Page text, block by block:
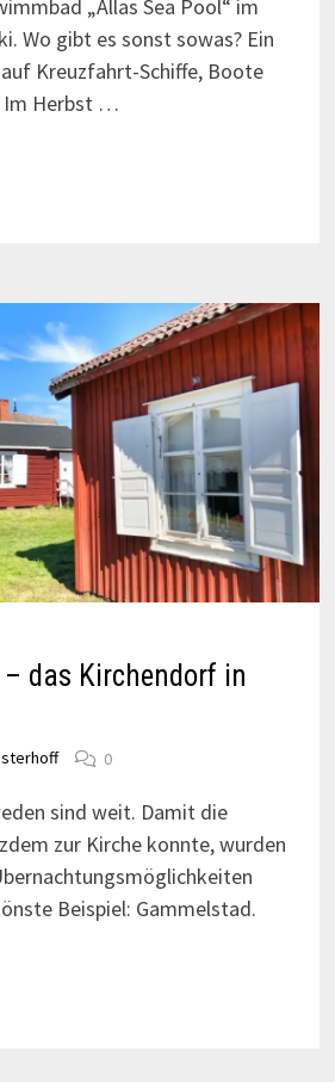
„Allas Sea Pool“ im
Wo gibt es sonst sowas? Ein
Kreuzfahrt-Schiffe, Boote
Im Herbst …
das Kirchendorf in
0
sind weit. Damit die
zur Kirche konnte, wurden
Beispiel: Gammelstad.